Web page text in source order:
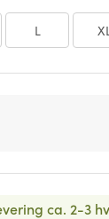
L
ca. 2-3